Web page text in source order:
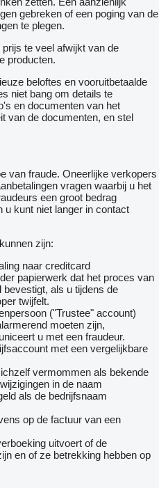
gebreken of een poging van de
te plegen.
te veel afwijkt van de
producten.
beloftes en vooruitbetaalde
niet bang om details te
en documenten van het
van de documenten, en stel
van fraude. Oneerlijke verkopers
vragen waarbij u het
een groot bedrag
u kunt niet langer in contact
zijn:
naar creditcard
papierwerk dat het proces van
als u tijdens de
twijfelt.
("Trustee" account)
moeten zijn,
u met een fraudeur.
met een vergelijkbare
vermommen als bekende
in de naam
als de bedrijfsnaam
op de factuur van een
uitvoert of de
en of ze betrekking hebben op